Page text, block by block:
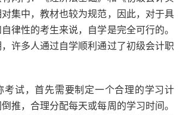
集中，教材也较为规范，因此，对于具
律性的考生来说，自学是完全可行的。
许多人通过自学顺利通过了初级会计职
考试，首先需要制定一个合理的学习计
推，合理分配每天或每周的学习时间。